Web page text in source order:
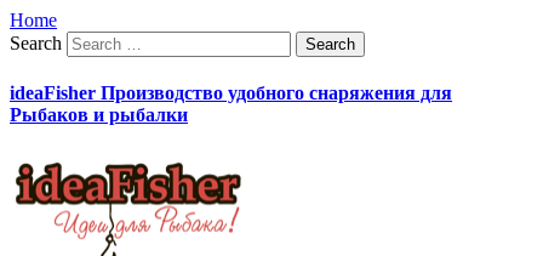
Home
Search
ideaFisher Производство удобного снаряжения для
Рыбаков и рыбалки